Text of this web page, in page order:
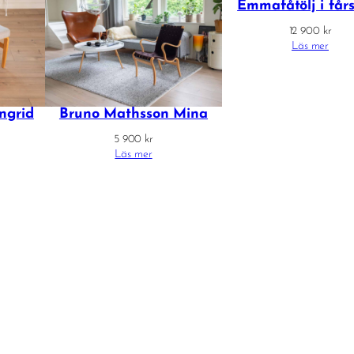
Bruno Mathsson Mina
5 900 kr
Läs mer
Emmafåtölj i
12 900 kr
Läs mer